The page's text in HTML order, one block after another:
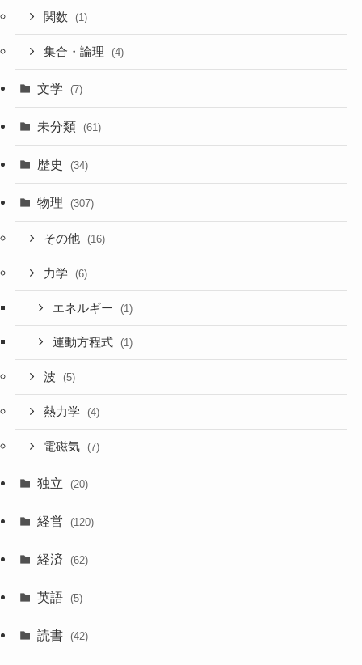
関数 (1)
集合・論理 (4)
文学 (7)
未分類 (61)
歴史 (34)
物理 (307)
その他 (16)
力学 (6)
エネルギー (1)
運動方程式 (1)
波 (5)
熱力学 (4)
電磁気 (7)
独立 (20)
経営 (120)
経済 (62)
英語 (5)
読書 (42)